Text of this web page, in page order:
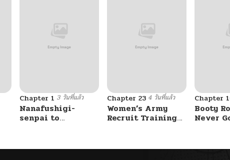
Chapter 1 3 วันที่แล้ว
Nanafushigi-
senpai to
Chapter 23 4 วันที่แล้ว
Women’s Army
Recruit Training
Chapter
Booty
Never